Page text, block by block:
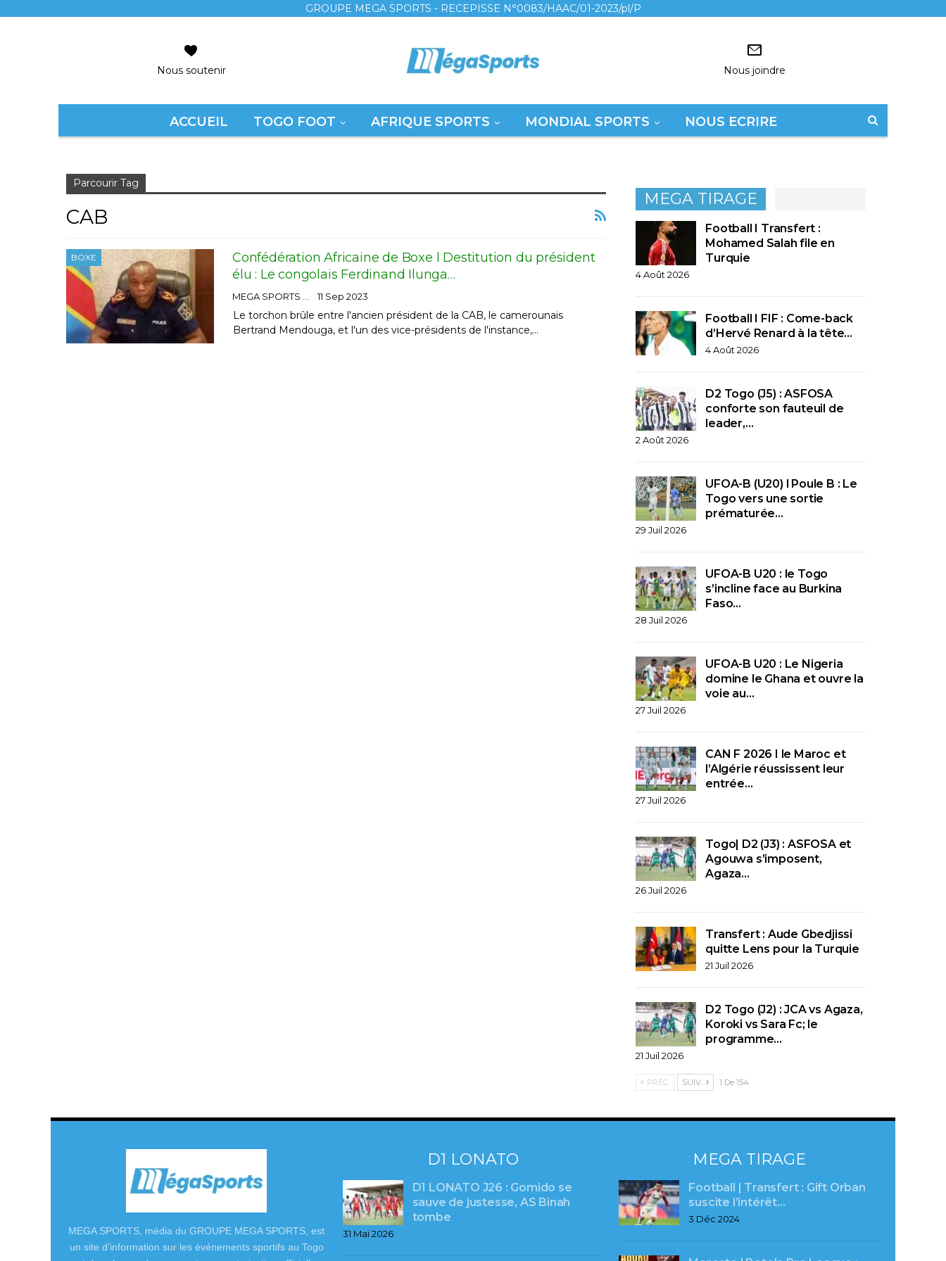
GROUPE MEGA SPORTS - RECEPISSE N°0083/HAAC/01-2023/pl/P
Nous soutenir Nous joindre
ACCUEIL TOGO FOOT AFRIQUE SPORTS MONDIAL SPORTS NOUS ECRIRE
Parcourir Tag
CAB
BOXE
Confédération Africaine de Boxe l Destitution du président
élu : Le congolais Ferdinand Ilunga…
11 Sep 2023
Le torchon brûle entre l'ancien président de la CAB, le camerounais
Bertrand Mendouga, et l'un des vice-présidents de l'instance,…
MEGA TIRAGE
Football I Transfert :
Mohamed Salah file en
Turquie
4 Août 2026
Football I FIF : Come-back
d’Hervé Renard à la tête…
4 Août 2026
D2 Togo (J5) : ASFOSA
conforte son fauteuil de
leader,…
2 Août 2026
UFOA-B (U20) l Poule B : Le
Togo vers une sortie
prématurée…
29 Juil 2026
UFOA-B U20 : le Togo
s’incline face au Burkina
Faso…
28 Juil 2026
UFOA-B U20 : Le Nigeria
domine le Ghana et ouvre la
voie au…
27 Juil 2026
CAN F 2026 I le Maroc et
l’Algérie réussissent leur
entrée…
27 Juil 2026
Togo| D2 (J3) : ASFOSA et
Agouwa s’imposent,
Agaza…
26 Juil 2026
Transfert : Aude Gbedjissi
quitte Lens pour la Turquie
21 Juil 2026
D2 Togo (J2) : JCA vs Agaza,
Koroki vs Sara Fc; le
programme…
21 Juil 2026
PRÉC. SUIV. 1 De 154
MEGA SPORTS, média du GROUPE MEGA SPORTS, est
un site d’information sur les événements sportifs au Togo
D1 LONATO
D1 LONATO J26 : Gomido se
sauve de justesse, AS Binah
tombe
31 Mai 2026
MEGA TIRAGE
Football | Transfert : Gift Orban
suscite l’intérêt…
3 Déc 2024